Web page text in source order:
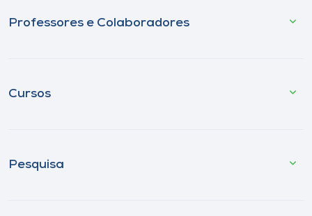
Professores e Colaboradores
Cursos
Pesquisa